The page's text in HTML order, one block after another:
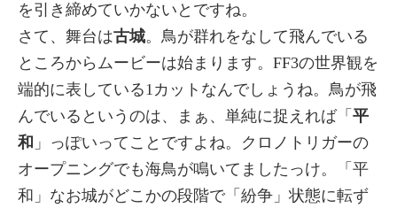
を引き締めていかないとですね。
さて、舞台は古城。鳥が群れをなして飛んでいる
ところからムービーは始まります。FF3の世界観を
端的に表している1カットなんでしょうね。鳥が飛
んでいるというのは、まぁ、単純に捉えれば「 平
和 」っぽいってことですよね。クロノトリガーの
オープニングでも海鳥が鳴いてましたっけ。「平
和」なお城がどこかの段階で「紛争」状態に転ず